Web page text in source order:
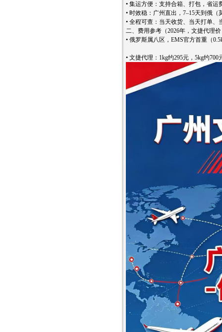
• 集运方便：支持合箱、打包，省运
• 时效稳：广州直出，7–15天到俄（
• 全程可查：当天收货、当天打单、
二、费用参考（2026年，文捷代理
• 俄罗斯属八区，EMS官方首重（
• 文捷代理：1kg约295元，5kg约